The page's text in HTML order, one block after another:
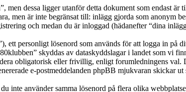
dessa ligger utanför detta dokument som endast är
men är inte begränsat till: inlägg gjorda som anonym
och medan du är inloggad (hädanefter “dina
personligt lösenord som används för att logga in på
skyddas av dataskyddslagar i landet som vi
obligatorisk eller frivillig, enligt forumledningens
e-postmeddelanden phpBB mjukvaran skickar
inte använder samma lösenord på flera olika